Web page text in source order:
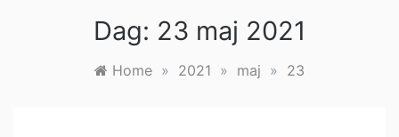
Dag: 23 maj 2021
Home » 2021 » maj » 23